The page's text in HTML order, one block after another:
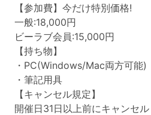
【参加費】今だけ特別価格!
一般:18,000円
ビーラブ会員:15,000円
【持ち物】
・PC(Windows/Mac両方可能)
・筆記用具
【キャンセル規定】
開催日31日以上前にキャンセ